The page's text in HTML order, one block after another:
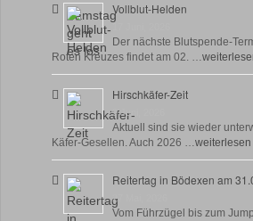
Vollblut-Helden
Der nächste Blutspende-
Roten Kreuzes findet am 02. …
Hirschkäfer-Zeit
9 Juni, 2026
Aktuell sind sie wieder
Käfer-Gesellen. Auch 2026 …weiterlesen
Reitertag in Bödexen am
27 Mai, 2026
Vom Führzügel bis zum